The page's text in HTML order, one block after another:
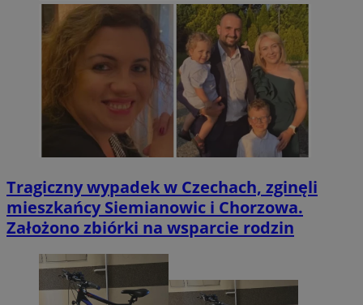
Tragiczny wypadek w Czechach, zginęli
mieszkańcy Siemianowic i Chorzowa.
Założono zbiórki na wsparcie rodzin